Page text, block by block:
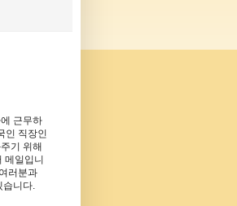
근무하
인 직장인
기 위해
메일입니
러분과
니다.